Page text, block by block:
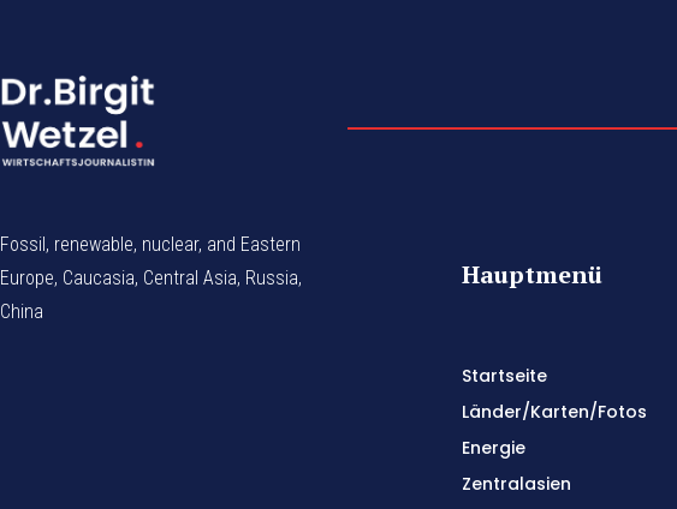
Fossil, renewable, nuclear, and Eastern
Europe, Caucasia, Central Asia, Russia,
China
Hauptmenü
Startseite
Länder/Karten/Fotos
Energie
Zentralasien